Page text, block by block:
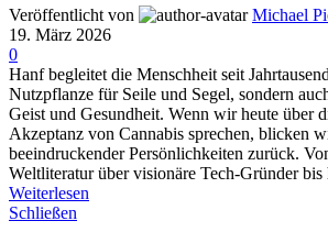
Veröffentlicht von
Michael
19. März 2026
0
Hanf begleitet die Menschheit seit
Nutzpflanze für Seile und Segel, sondern
Geist und Gesundheit. Wenn wir heute über
Akzeptanz von Cannabis sprechen, blicken
beeindruckender Persönlichkeiten zurück.
Weltliteratur über visionäre Tech-Gründer
Weiterlesen
Schließen